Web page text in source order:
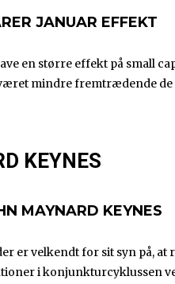
JANUAR EFFEKT
en større effekt på small
mindre fremtrædende de
KEYNES
MAYNARD KEYNES
er velkendt for sit syn på,
i konjunkturcyklussen